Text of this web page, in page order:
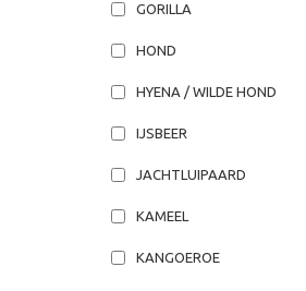
GORILLA
HOND
HYENA / WILDE HOND
IJSBEER
JACHTLUIPAARD
KAMEEL
KANGOEROE